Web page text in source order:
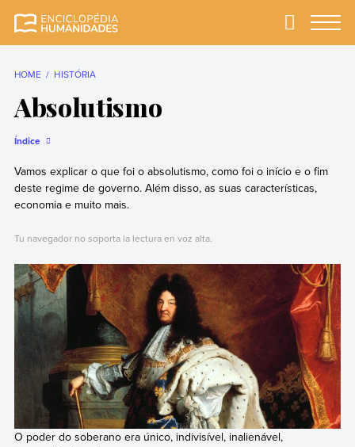
completa e mais
Primary
HOME HISTÓRIA
Absolutismo
Índice
Vamos explicar o que foi o absolutismo, como foi o início e o fim
deste regime de governo. Além disso, as suas características,
economia e muito mais.
Tu navegador no soporta la lectura en voz alta.
O poder do soberano era único, indivisível, inalienável,